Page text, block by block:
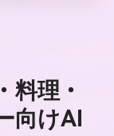
料理・
向けAI